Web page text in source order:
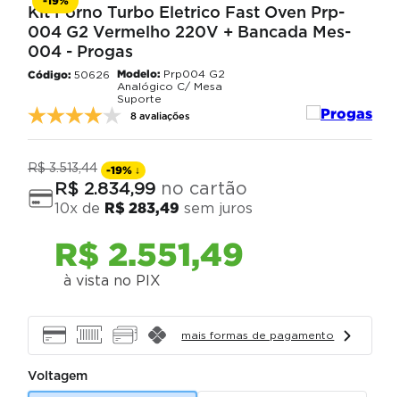
Kit Forno Turbo Eletrico Fast Oven Prp-
004 G2 Vermelho 220V + Bancada Mes-
004 - Progas
50626 Modelo: Prp004 G2
Analógico C/ Mesa
Suporte
8 avaliações
R$ 3.513,44 -19% ↓
R$ 2.834,99 no cartão
10x de R$ 283,49 sem juros
R$ 2.551,49
à vista no PIX
mais formas de pagamento
Voltagem